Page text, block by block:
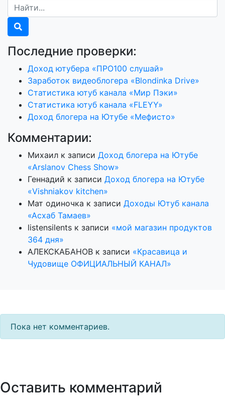
Последние проверки:
Доход ютубера «ПРО100 слушай»
Заработок видеоблогера «Blondinka Drive»
Статистика ютуб канала «Мир Пэки»
Статистика ютуб канала «FLEYY»
Доход блогера на Ютубе «Мефисто»
Комментарии:
Михаил к записи Доход блогера на Ютубе
«Arslanov Chess Show»
Геннадий к записи Доход блогера на Ютубе
«Vishniakov kitchen»
Мат одиночка к записи Доходы Ютуб канала
«Асхаб Тамаев»
listensilents к записи «мой магазин продуктов
364 дня»
АЛЕКСКАБАНОВ к записи «Красавица и
Чудовище ОФИЦИАЛЬНЫЙ КАНАЛ»
Пока нет комментариев.
Оставить комментарий